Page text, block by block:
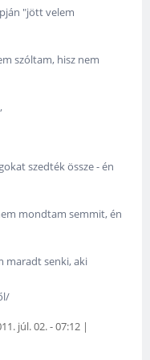
"jött velem
szóltam, hisz nem
szedték össze - én
mondtam semmit, én
maradt senki, aki
júl. 02. - 07:12 |